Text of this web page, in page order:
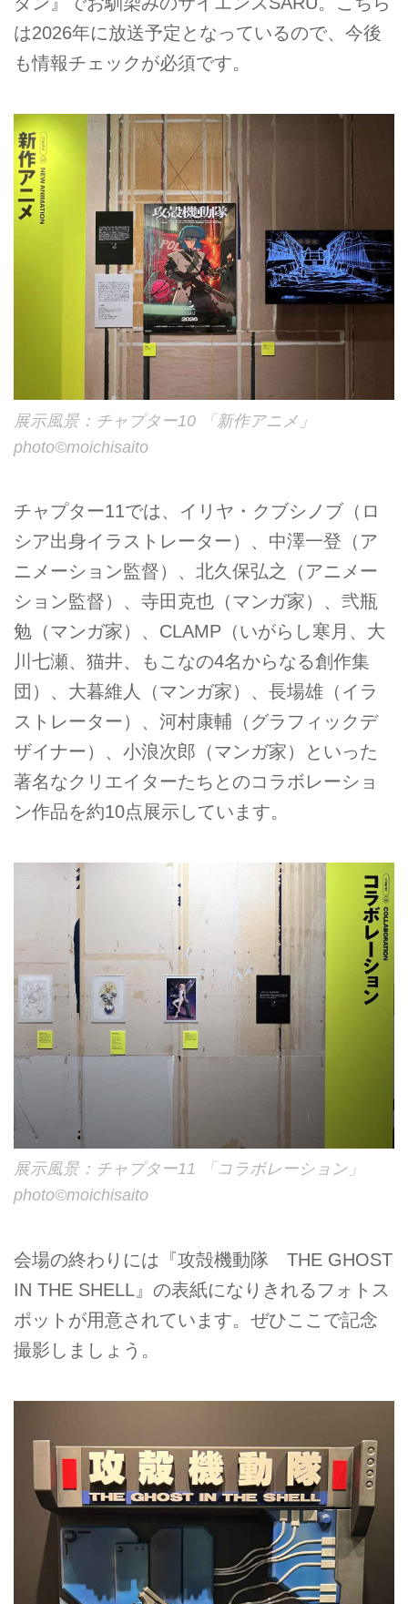
は2026年に放送予定となっているので、今後
も情報チェックが必須です。
展示風景：チャプター10 「新作アニメ」
photo©︎moichisaito
チャプター11では、イリヤ・クブシノブ（ロ
シア出身イラストレーター）、中澤一登（ア
ニメーション監督）、北久保弘之（アニメー
ション監督）、寺田克也（マンガ家）、弐瓶
勉（マンガ家）、CLAMP（いがらし寒月、大
川七瀬、猫井、もこなの4名からなる創作集
団）、大暮維人（マンガ家）、長場雄（イラ
ストレーター）、河村康輔（グラフィックデ
ザイナー）、小浪次郎（マンガ家）といった
著名なクリエイターたちとのコラボレーショ
ン作品を約10点展示しています。
展示風景：チャプター11 「コラボレーション」
photo©︎moichisaito
会場の終わりには『攻殻機動隊 THE GHOST
IN THE SHELL』の表紙になりきれるフォトス
ポットが用意されています。ぜひここで記念
撮影しましょう。